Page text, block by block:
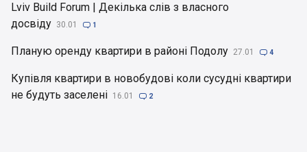
Lviv Build Forum | Декілька слів з власного
досвіду 30.01  1
Планую оренду квартири в районі Подолу 27.01  4
Купівля квартири в новобудові коли сусудні квартири
не будуть заселені 16.01  2